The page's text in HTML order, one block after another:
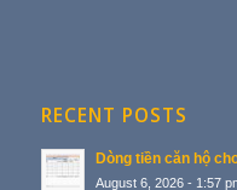
RECENT POSTS
Dòng tiền căn hộ
August 6, 2026 - 1:57